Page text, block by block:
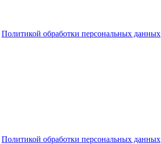
Политикой обработки персональных данных
Политикой обработки персональных данных